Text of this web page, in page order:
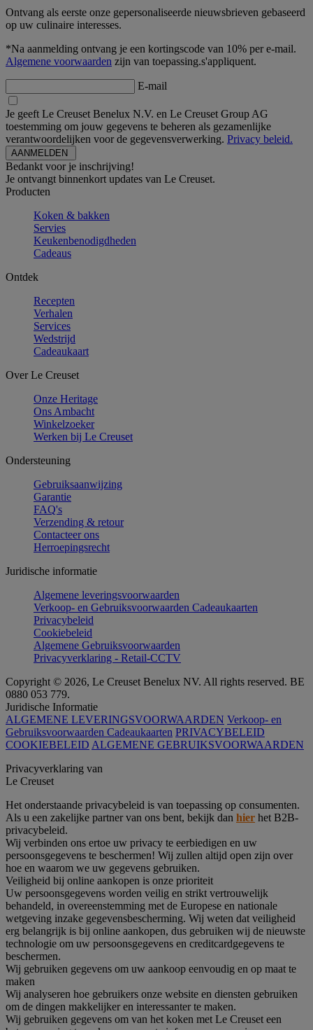
Ontvang als eerste onze gepersonaliseerde nieuwsbrieven gebaseerd
op uw culinaire interesses.
*Na aanmelding ontvang je een kortingscode van 10% per e-mail.
Algemene voorwaarden zijn van toepassing.s'appliquent.
E-mail
Je geeft Le Creuset Benelux N.V. en Le Creuset Group AG
toestemming om jouw gegevens te beheren als gezamenlijke
verantwoordelijken voor de gegevensverwerking. Privacy beleid.
Bedankt voor je inschrijving!
Je ontvangt binnenkort updates van Le Creuset.
Producten
Koken & bakken
Servies
Keukenbenodigdheden
Cadeaus
Ontdek
Recepten
Verhalen
Services
Wedstrijd
Cadeaukaart
Over Le Creuset
Onze Heritage
Ons Ambacht
Winkelzoeker
Werken bij Le Creuset
Ondersteuning
Gebruiksaanwijzing
Garantie
FAQ's
Verzending & retour
Contacteer ons
Herroepingsrecht
Juridische informatie
Algemene leveringsvoorwaarden
Verkoop- en Gebruiksvoorwaarden Cadeaukaarten
Privacybeleid
Cookiebeleid
Algemene Gebruiksvoorwaarden
Privacyverklaring - Retail-CCTV
Copyright © 2026, Le Creuset Benelux NV. All rights reserved. BE
0880 053 779.
Juridische Informatie
ALGEMENE LEVERINGSVOORWAARDEN Verkoop- en
Gebruiksvoorwaarden Cadeaukaarten PRIVACYBELEID
COOKIEBELEID ALGEMENE GEBRUIKSVOORWAARDEN
Privacyverklaring van
Le Creuset
Het onderstaande privacybeleid is van toepassing op consumenten.
Als u een zakelijke partner van ons bent, bekijk dan hier het B2B-
privacybeleid.
Wij verbinden ons ertoe uw privacy te eerbiedigen en uw
persoonsgegevens te beschermen! Wij zullen altijd open zijn over
hoe en waarom we uw gegevens gebruiken.
Veiligheid bij online aankopen is onze prioriteit
Uw persoonsgegevens worden veilig en strikt vertrouwelijk
behandeld, in overeenstemming met de Europese en nationale
wetgeving inzake gegevensbescherming. Wij weten dat veiligheid
erg belangrijk is bij online aankopen, dus gebruiken wij de nieuwste
technologie om uw persoonsgegevens en creditcardgegevens te
beschermen.
Wij gebruiken gegevens om uw aankoop eenvoudig en op maat te
maken
Wij analyseren hoe gebruikers onze website en diensten gebruiken
om de dingen makkelijker en interessanter te maken.
Wij gebruiken gegevens om van het koken met Le Creuset een